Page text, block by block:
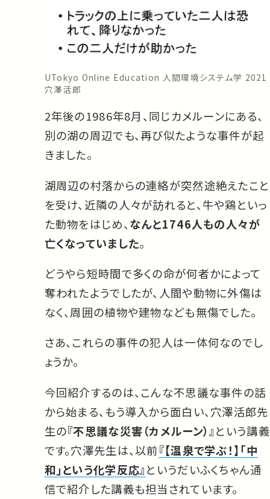
UTokyo Online Education 人間環境システム学 2021
穴澤活郎
2年後の1986年8月、同じカメルーンにある、
別の湖の周辺でも、再び似たような事件が起
きました。
湖周辺の村落からの連絡が突然途絶えたこと
を受け、近隣の人々が訪れると、牛や鶏といっ
た動物をはじめ、 なんと1746人もの人々が
亡くなっていました。
どうやら短時間で多くの命が何者かによって
奪われたようでしたが、人間や動物に外傷は
なく、周囲の植物や建物なども無傷でした。
さあ、これらの事件の犯人は一体何なのでし
ょうか。
今回紹介するのは、こんな不思議な事件の話
から始まる、もう導入から面白い、穴澤活郎先
生の『不思議な災害（カメルーン）』という講義
です。穴澤先生は、以前『【温泉で学ぶ！】「中
和」という化学反応』というだいふくちゃん通
信で紹介した講義も担当されています。